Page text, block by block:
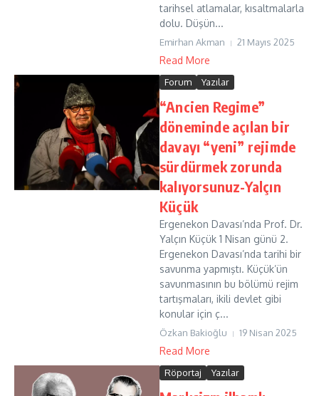
tarihsel atlamalar, kısaltmalarla
dolu. Düşün...
Emirhan Akman 21 Mayıs 2025
Read More
Forum Yazılar
“Ancien Regime”
döneminde açılan bir
davayı “yeni” rejimde
sürdürmek zorunda
kalıyorsunuz-Yalçın
Küçük
Ergenekon Davası’nda Prof. Dr.
Yalçın Küçük 1 Nisan günü 2.
Ergenekon Davası’nda tarihi bir
savunma yapmıştı. Küçük’ün
savunmasının bu bölümü rejim
tartışmaları, ikili devlet gibi
konular için ç...
Özkan Bakioğlu 19 Nisan 2025
Read More
Röportaj Yazılar